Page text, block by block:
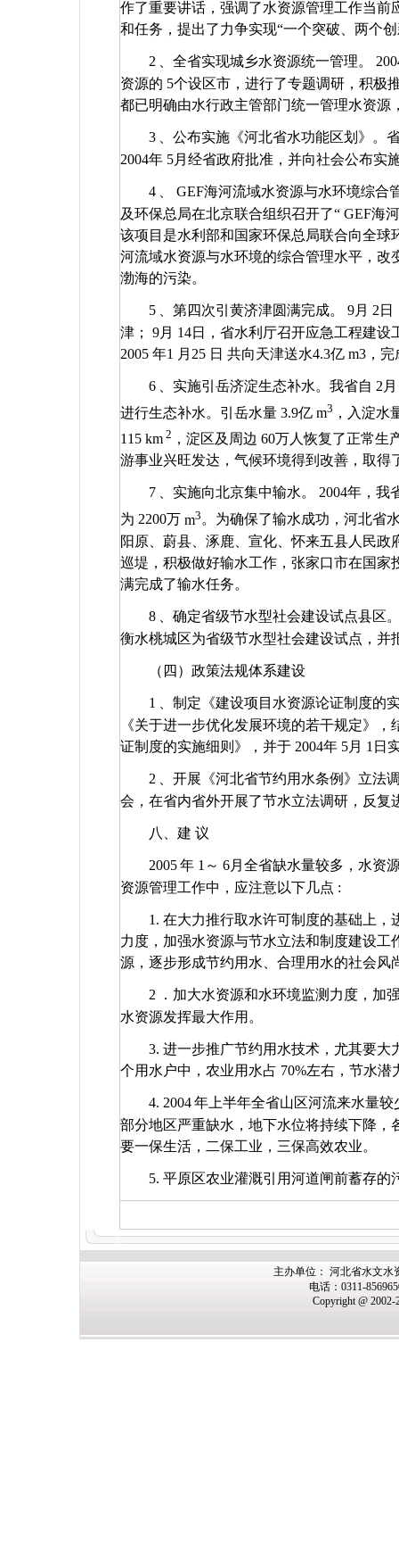
作了重要讲话，强调了水资源管理工作当前
和任务，提出了力争实现“一个突破、两个
2 、全省实现城乡水资源统一管理。
资源的 5个设区市，进行了专题调研，积极
都已明确由水行政主管部门统一管理水资
3
、公布实施《河北省水功能区划》。
2004年 5月经省政府批准，并向社会公布实
4 GEF海河流域水资源与水环境综合
及环保总局在北京联合组织召开了“ GEF海
该项目是水利部和国家环保总局联合向全球
河流域水资源与水环境的综合管理水平，
渤海的污染。
5 、第四次引黄济津圆满完成。 9月 2 日
津； 9月 14日，省水利厅召开应急工程建
2005 年1 月25 日 共向天津送水4.3亿 m3 ，
6 、实施引岳济淀生态补水。我省自 2
进行生态补水。引岳水量 3.9亿 m3 ，入淀水
115 km 2 ，淀区及周边 60万人恢复了正常生
游事业兴旺发达，气候环境得到改善，取得
7 、实施向北京集中输水。 2004年，我
为 2200万 m3。为确保了输水成功，河北省
阳原、蔚县、涿鹿、宣化、怀来五县人民
巡堤，积极做好输水工作，张家口市在国
满完成了输水任务。
8
、确定省级节水型社会建设试点县区
衡水桃城区为省级节水型社会建设试点，并
（四）政策法规体系建设
1
、制定《建设项目水资源论证制度的
《关于进一步优化发展环境的若干规定》
证制度的实施细则》，并于 2004年 5月 1 日
2
、开展《河北省节约用水条例》立法
会，在省内省外开展了节水立法调研，反复
八、建 议
2005年 1 ～ 6月全省缺水量较多，水资
资源管理工作中，应注意以下几点 :
1. 在大力推行取水许可制度的基础上，
力度，加强水资源与节水立法和制度建设
源，逐步形成节约用水、合理用水的社会风
2
．加大水资源和水环境监测力度，加
水资源发挥最大作用。
3. 进一步推广节约用水技术，尤其要大
个用水户中，农业用水占 70%左右，节水潜
4. 2004年上半年全省山区河流来水量
部分地区严重缺水，地下水位将持续下降
要一保生活，二保工业，三保高效农业。
5. 平原区农业灌溉引用河道闸前蓄存的
主办单位： 河北省水文水
电话：0311-
Copyright @ 2002-